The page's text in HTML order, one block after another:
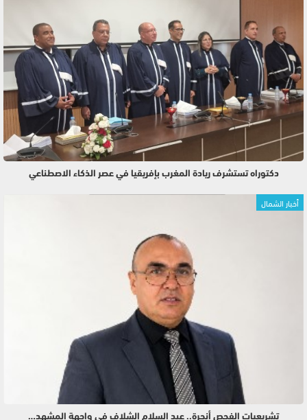
دكتوراه تستشرف ريادة المغرب بإفريقيا في عصر الذكاء الاصطناعي
أخبار الشمال
تشريعيات الفحص أنجرة.. عبد السلام الشلاف في واجهة المشهد…